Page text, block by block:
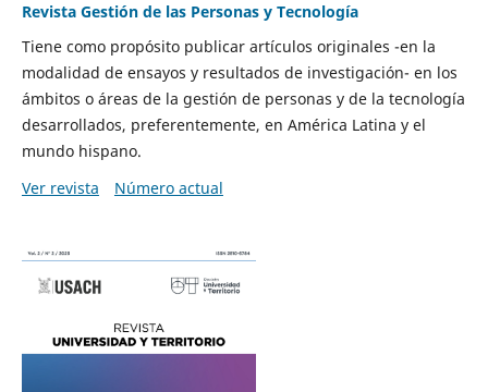
Revista Gestión de las Personas y Tecnología
Tiene como propósito publicar artículos originales -en la
modalidad de ensayos y resultados de investigación- en los
ámbitos o áreas de la gestión de personas y de la tecnología
desarrollados, preferentemente, en América Latina y el
mundo hispano.
Ver revista
Número actual